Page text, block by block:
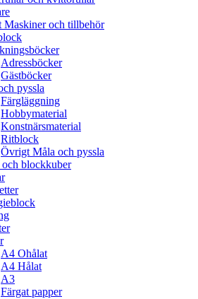
Maskiner och tillbehör
Adressböcker
Gästböcker
pyssla
Färgläggning
Hobbymaterial
Konstnärsmaterial
Ritblock
Övrigt Måla och pyssla
blockkuber
A4 Ohålat
A4 Hålat
A3
Färgat papper